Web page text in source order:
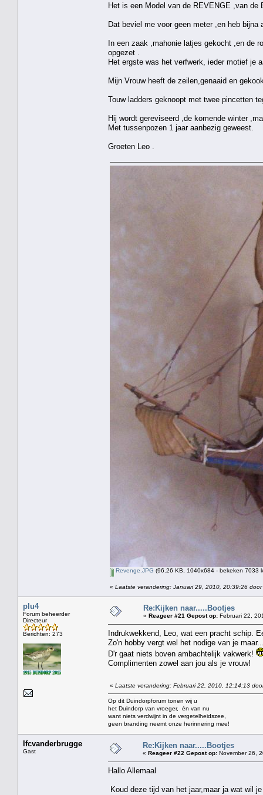
Het is een Model van de REVENGE ,van
Dat beviel me voor geen meter ,en heb
In een zaak ,mahonie latjes gekocht ,en de
opgezet .
Het ergste was het verfwerk, ieder motief je
Mijn Vrouw heeft de zeilen,genaaid en
Touw ladders geknoopt met twee pincetten
Hij wordt gereviseerd ,de komende winter
Met tussenpozen 1 jaar aanbezig geweest.
Groeten Leo .
Revenge.JPG (96.26 KB, 1040x684 - bekeken 7033
« Laatste verandering: Januari 29, 2010, 20:39:26
plu4
Forum beheerder
Directeur
Berichten: 273
Re:Kijken naar.....Bootjes
« Reageer #21 Gepost op: Februari 22,
Indrukwekkend, Leo, wat een pracht schip.
Zo'n hobby vergt wel het nodige van je
D'r gaat niets boven ambachtelijk vakwerk!
Complimenten zowel aan jou als je vrouw!
« Laatste verandering: Februari 22, 2010, 12:14:13
Op dit Duindorpforum tonen wij u
het Duindorp van vroeger, én van nu
want niets verdwijnt in de vergetelheidszee,
geen branding neemt onze herinnering mee!
lfcvanderbrugge
Gast
Re:Kijken naar.....Bootjes
« Reageer #22 Gepost op: November 26,
Hallo Allemaal
Koud deze tijd van het jaar,maar ja wat wil